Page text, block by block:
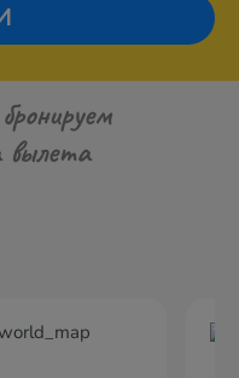
вылета